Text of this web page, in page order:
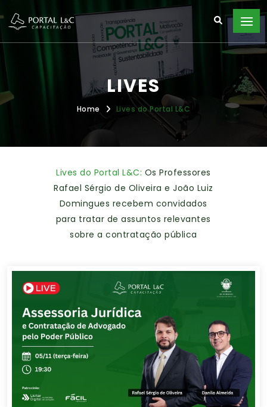
LIVES
Home Lives do Portal L&C
Lives do Portal L&C: Os Professores
Rafael Sérgio de Oliveira e João Luiz
Domingues recebem convidados
para tratar de assuntos relevantes
sobre a contratação pública